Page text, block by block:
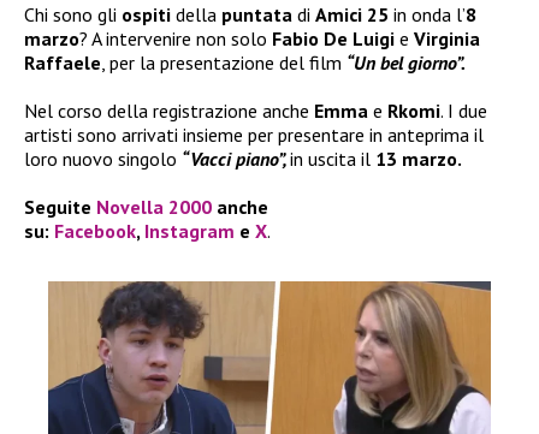
Chi sono gli ospiti della puntata di Amici 25 in onda l’8
marzo? A intervenire non solo Fabio De Luigi e Virginia
Raffaele , per la presentazione del film “Un bel giorno”.
Nel corso della registrazione anche Emma e Rkomi. I due
artisti sono arrivati insieme per presentare in anteprima il
loro nuovo singolo “Vacci piano”,in uscita il 13 marzo.
Seguite Novella 2000 anche
su: Facebook, Instagram e X.